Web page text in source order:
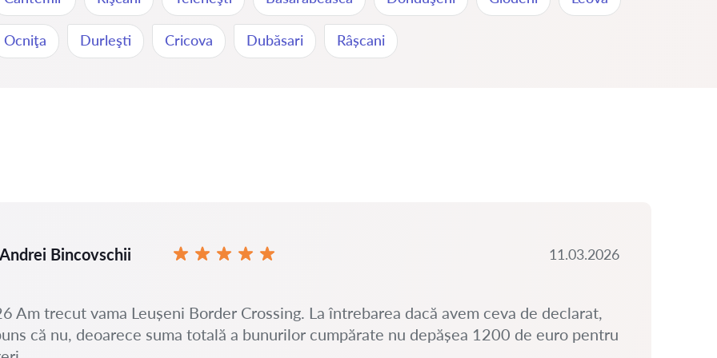
Ocniţa Durleşti Cricova Dubăsari Râșcani
Andrei Bincovschii 11.03.2026
Am trecut vama Leușeni Border Crossing. La întrebarea dacă avem ceva de declarat,
că nu, deoarece suma totală a bunurilor cumpărate nu depășea 1200 de euro pentru